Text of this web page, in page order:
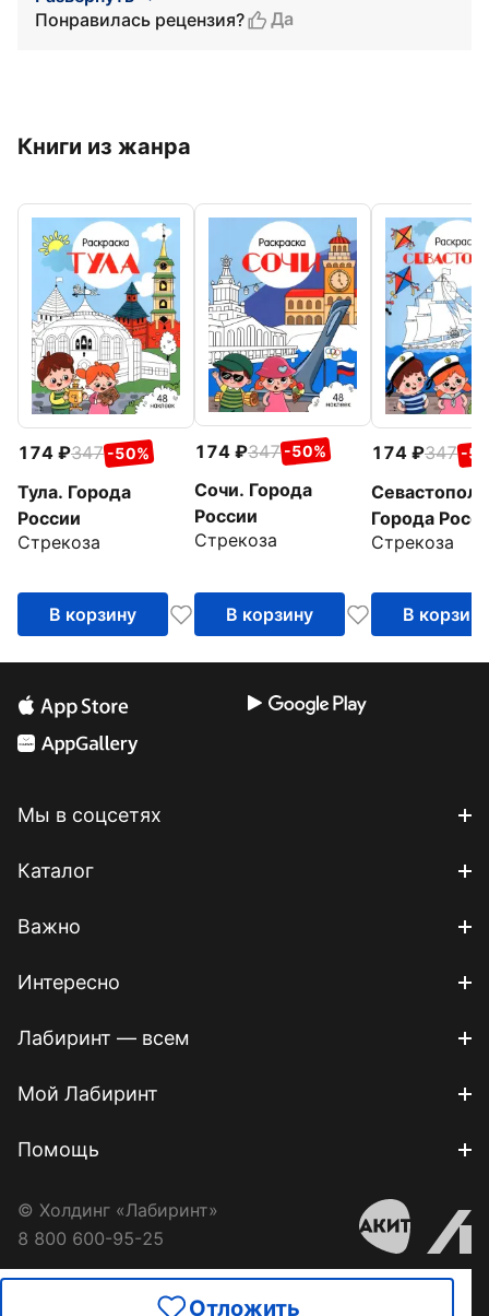
Отложить
Понравилась рецензия?
Да
Книги из жанра
174 347 -50%
Тула. Города
России
Стрекоза
В корзину
174 347 -50%
Сочи. Города
России
Стрекоза
В корзину
174 347 -
Города
Стрекоза
В корзину
Мы в соцсетях
Каталог
Важно
Интересно
Лабиринт — всем
Мой Лабиринт
Помощь
© Холдинг «Лабиринт»
8 800 600-95-25